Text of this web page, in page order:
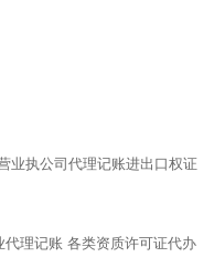
业执公司代理记账进出口权证
理记账 各类资质许可证代办